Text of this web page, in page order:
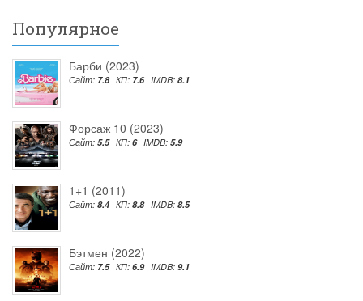
Популярное
Барби (2023)
Сайт: 7.8 КП: 7.6 IMDB: 8.1
Форсаж 10 (2023)
Сайт: 5.5 КП: 6 IMDB: 5.9
1+1 (2011)
Сайт: 8.4 КП: 8.8 IMDB: 8.5
Бэтмен (2022)
Сайт: 7.5 КП: 6.9 IMDB: 9.1